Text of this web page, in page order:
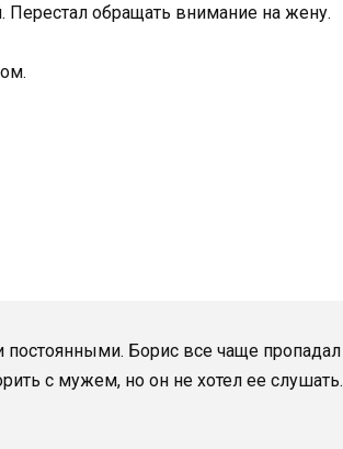
обращать внимание на жену.
постоянными. Борис все чаще пропадал
с мужем, но он не хотел ее слушать.